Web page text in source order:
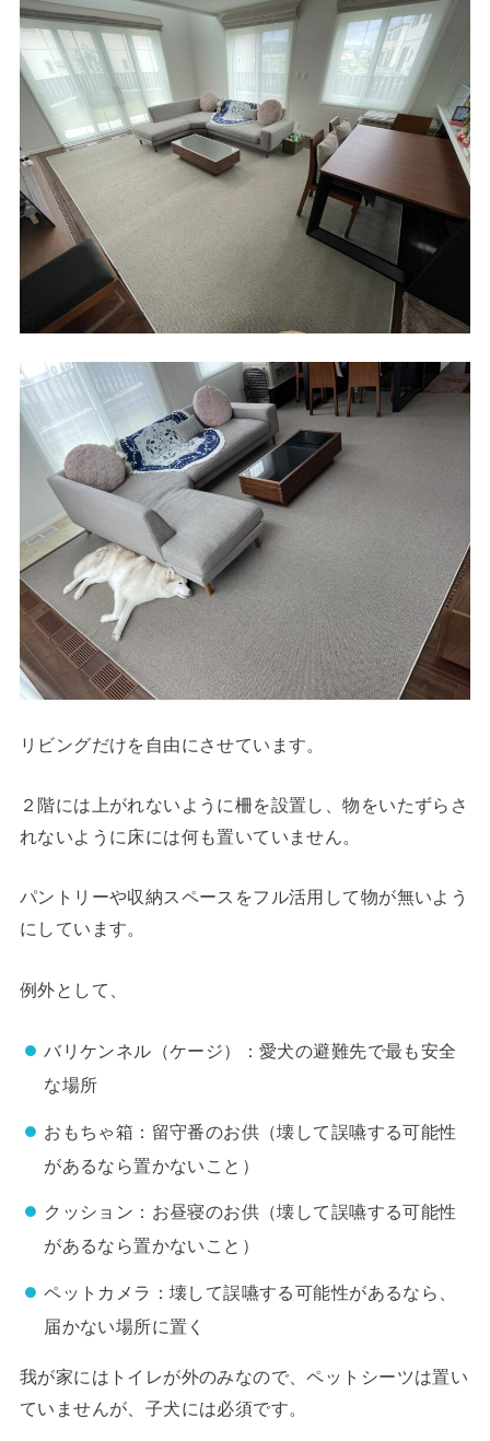
リビングだけを自由にさせています。
２階には上がれないように柵を設置し、物をいたずらさ
れないように床には何も置いていません。
パントリーや収納スペースをフル活用して物が無いよう
にしています。
例外として、
バリケンネル（ケージ）：愛犬の避難先で最も安全
な場所
おもちゃ箱：留守番のお供（壊して誤嚥する可能性
があるなら置かないこと）
クッション：お昼寝のお供（壊して誤嚥する可能性
があるなら置かないこと）
ペットカメラ：壊して誤嚥する可能性があるなら、
届かない場所に置く
我が家にはトイレが外のみなので、ペットシーツは置い
ていませんが、子犬には必須です。